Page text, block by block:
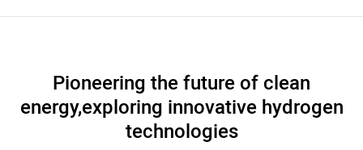
Pioneering the future of clean
energy,exploring innovative hydrogen
technologies